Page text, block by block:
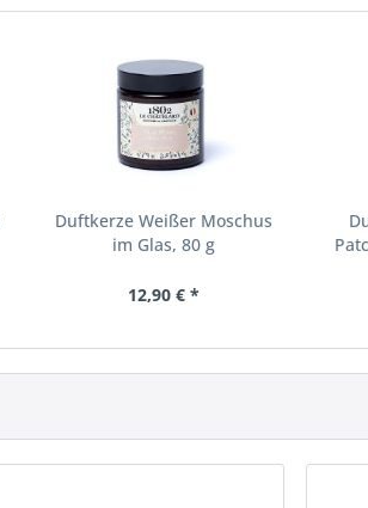
Duftkerze Weißer Moschus
im Glas, 80 g
12,90 € *